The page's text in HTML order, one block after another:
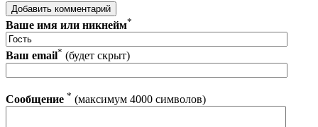
Ваше имя или никнейм*
Ваш email* (будет скрыт)
Сообщение * (максимум 4000 символов)